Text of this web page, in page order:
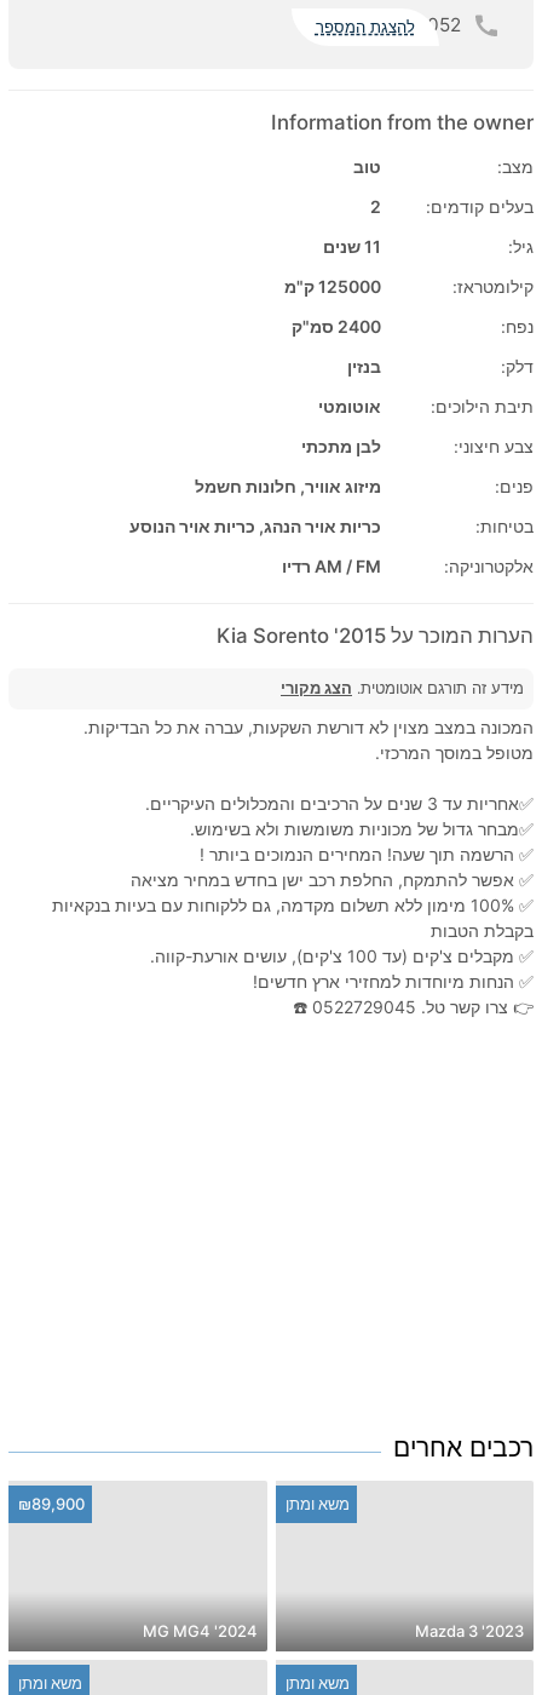
052 להצגת המספר
Information from the owner
מצב:
טוב
בעלים קודמים:
2
גיל:
11 שנים
קילומטראז:
125000 ק"מ
נפח:
2400 סמ"ק
דלק:
בנזין
תיבת הילוכים:
אוטומטי
צבע חיצוני:
לבן מתכתי
פנים:
מיזוג אוויר, חלונות חשמל
בטיחות:
כריות אויר הנהג, כריות אויר הנוסע
אלקטרוניקה:
AM / FM רדיו
הערות המוכר על 2015' Kia Sorento
מידע זה תורגם אוטומטית. הצג מקורי
המכונה במצב מצוין לא דורשת השקעות, עברה את כל הבדיקות.
מטופל במוסך המרכזי.
✅אחריות עד 3 שנים על הרכיבים והמכלולים העיקריים.
✅מבחר גדול של מכוניות משומשות ולא בשימוש.
✅ הרשמה תוך שעה! המחירים הנמוכים ביותר !
✅ אפשר להתמקח, החלפת רכב ישן בחדש במחיר מציאה
✅ 100% מימון ללא תשלום מקדמה, גם ללקוחות עם בעיות בנקאיות
בקבלת הטבות
✅ מקבלים צ'קים (עד 100 צ'קים), עושים אורעת-קווה.
✅ הנחות מיוחדות למחזירי ארץ חדשים!
👉 צרו קשר טל. 0522729045 ☎️
רכבים אחרים
משא ומתן
2023' Mazda 3
₪89,900
2024' MG MG4
משא ומתן משא ומתן